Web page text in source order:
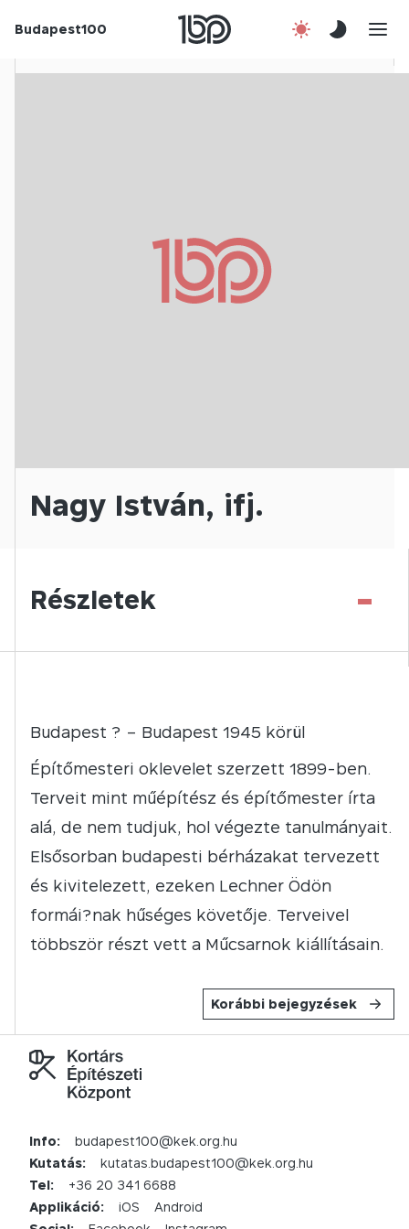
Budapest100 Rólunk
Korábbi évek
Nagy István, ifj.
Részletek -
Budapest ? – Budapest 1945 körül
Építőmesteri oklevelet szerzett 1899-ben.
Terveit mint műépítész és építőmester írta
alá, de nem tudjuk, hol végezte tanulmányait.
Elsősorban budapesti bérházakat tervezett
és kivitelezett, ezeken Lechner Ödön
formái?nak hűséges követője. Terveivel
többször részt vett a Műcsarnok kiállításain.
Korábbi bejegyzések
Info:
budapest100@kek.org.hu
Kutatás:
kutatas.budapest100@kek.org.hu
Tel:
+36 20 341 6688
Applikáció:
iOS
Android